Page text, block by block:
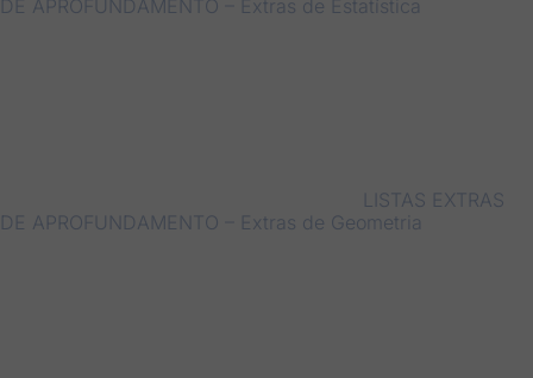
DE APROFUNDAMENTO – Extras de Estatística
LISTAS EXTRAS
DE APROFUNDAMENTO – Extras de Geometria